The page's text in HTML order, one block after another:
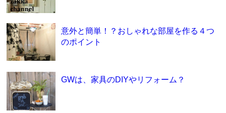
意外と簡単！？おしゃれな部屋を作る４つ
のポイント
GWは、家具のDIYやリフォーム？